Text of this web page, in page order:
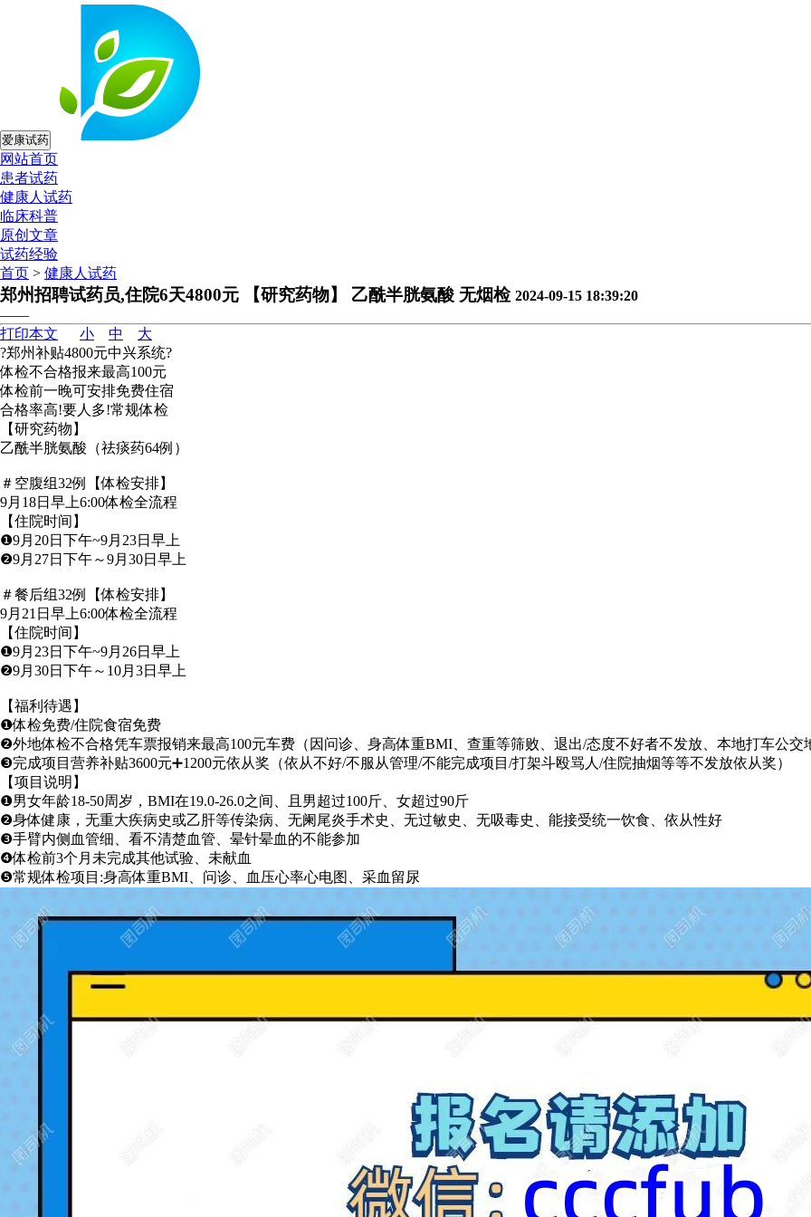
爱康试药
网站首页
患者试药
健康人试药
临床科普
原创文章
试药经验
首页 > 健康人试药
郑州招聘试药员,住院6天4800元 【研究药物】 乙酰半胱氨酸 无烟检 2024-09-15 18:39:20
——
打印本文
小 中
大
?郑州补贴4800元中兴系统?
体检不合格报来最高100元
体检前一晚可安排免费住宿
合格率高!要人多!常规体检
【研究药物】
乙酰半胱氨酸（祛痰药64例）
＃空腹组32例【体检安排】
9月18日早上6:00体检全流程
【住院时间】
❶9月20日下午~9月23日早上
❷9月27日下午～9月30日早上
＃餐后组32例【体检安排】
9月21日早上6:00体检全流程
【住院时间】
❶9月23日下午~9月26日早上
❷9月30日下午～10月3日早上
【福利待遇】
❶体检免费/住院食宿免费
❷外地体检不合格凭车票报销来最高100元车费（因问诊、身高体重BMI、查重等筛败、退出/态度不好者不发放、本地打车公交
❸完成项目营养补贴3600元➕1200元依从奖（依从不好/不服从管理/不能完成项目/打架斗殴骂人/住院抽烟等等不发放依从奖）
【项目说明】
❶男女年龄18-50周岁，BMI在19.0-26.0之间、且男超过100斤、女超过90斤
❷身体健康，无重大疾病史或乙肝等传染病、无阑尾炎手术史、无过敏史、无吸毒史、能接受统一饮食、依从性好
❸手臂内侧血管细、看不清楚血管、晕针晕血的不能参加
❹体检前3个月未完成其他试验、未献血
❺常规体检项目:身高体重BMI、问诊、血压心率心电图、采血留尿